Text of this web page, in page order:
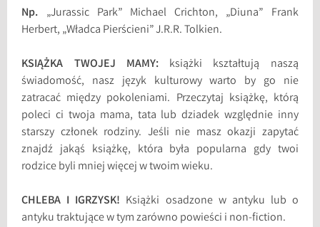
Np. „Jurassic Park” Michael Crichton, „Diuna” Frank
Herbert, „Władca Pierścieni” J.R.R. Tolkien.
KSIĄŻKA TWOJEJ MAMY: książki kształtują naszą
świadomość, nasz język kulturowy warto by go nie
zatracać między pokoleniami. Przeczytaj książkę, którą
poleci ci twoja mama, tata lub dziadek względnie inny
starszy członek rodziny. Jeśli nie masz okazji zapytać
znajdź jakąś książkę, która była popularna gdy twoi
rodzice byli mniej więcej w twoim wieku.
CHLEBA I IGRZYSK! Książki osadzone w antyku lub o
antyku traktujące w tym zarówno powieści i non-fiction.